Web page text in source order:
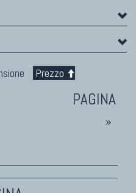
Morandi
Prezzo
»